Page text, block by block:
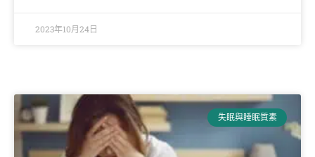
2023年10月24日
失眠與睡眠質素